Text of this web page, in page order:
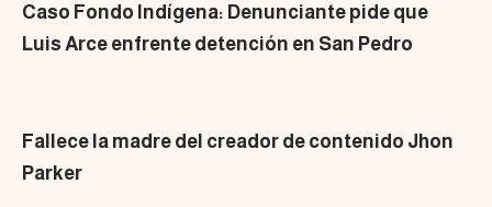
Caso Fondo Indígena: Denunciante pide que
Luis Arce enfrente detención en San Pedro
Fallece la madre del creador de contenido Jhon
Parker